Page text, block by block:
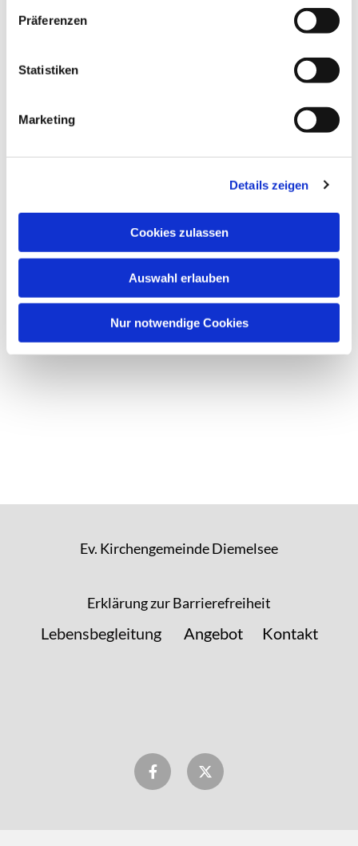
Präferenzen
Statistiken
Marketing
Details zeigen
Cookies zulassen
Auswahl erlauben
Nur notwendige Cookies
Ev. Kirchengemeinde Diemelsee
Erklärung zur Barrierefreiheit
Lebensbegleitung Angebot Kontakt